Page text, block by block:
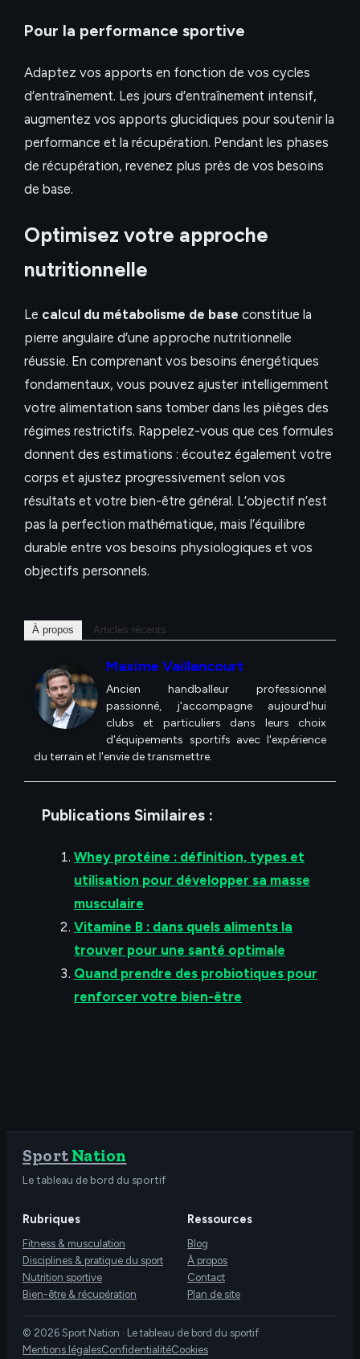
Pour la performance sportive
Adaptez vos apports en fonction de vos cycles
d’entraînement. Les jours d’entraînement intensif,
augmentez vos apports glucidiques pour soutenir la
performance et la récupération. Pendant les phases
de récupération, revenez plus près de vos besoins
de base.
Optimisez votre approche
nutritionnelle
Le calcul du métabolisme de base constitue la
pierre angulaire d’une approche nutritionnelle
réussie. En comprenant vos besoins énergétiques
fondamentaux, vous pouvez ajuster intelligemment
votre alimentation sans tomber dans les pièges des
régimes restrictifs. Rappelez-vous que ces formules
donnent des estimations : écoutez également votre
corps et ajustez progressivement selon vos
résultats et votre bien-être général. L’objectif n’est
pas la perfection mathématique, mais l’équilibre
durable entre vos besoins physiologiques et vos
objectifs personnels.
À propos Articles récents
Maxime Vaillancourt
Ancien handballeur professionnel
passionné, j'accompagne aujourd'hui
clubs et particuliers dans leurs choix
d'équipements sportifs avec l'expérience
du terrain et l'envie de transmettre.
Publications Similaires :
Whey protéine : définition, types et
utilisation pour développer sa masse
musculaire
Vitamine B : dans quels aliments la
trouver pour une santé optimale
Quand prendre des probiotiques pour
renforcer votre bien-être
Sport Nation
Le tableau de bord du sportif
Rubriques
Fitness & musculation
Disciplines & pratique du sport
Nutrition sportive
Bien-être & récupération
Ressources
Blog
À propos
Contact
Plan de site
© 2026 Sport Nation · Le tableau de bord du sportif
Mentions légalesConfidentialitéCookies